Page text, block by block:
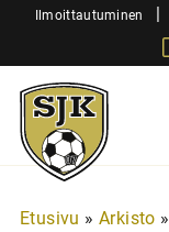
SiirryIlmoittautuminen |
Sjk-
Juniorit
Etusivu » Arkisto »